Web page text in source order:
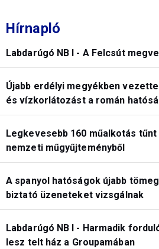
Hírnapló
Labdarúgó NB I - A Felcsút
Újabb erdélyi megyékben
és vízkorlátozást a román
Legkevesebb 160 műalkotás tűnt
nemzeti műgyűjteményből
A spanyol hatóságok újabb
biztató üzeneteket vizsgálnak
Labdarúgó NB I - Harmadik
lesz telt ház a Groupamában